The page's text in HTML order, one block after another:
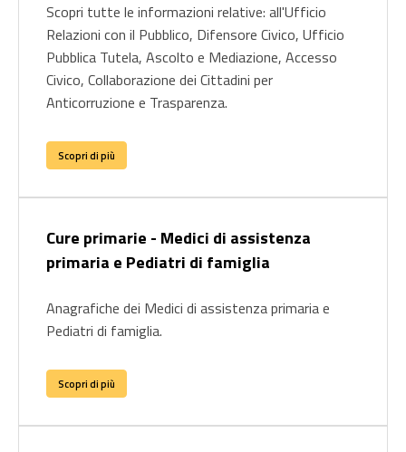
Scopri tutte le informazioni relative: all'Ufficio
Relazioni con il Pubblico, Difensore Civico, Ufficio
Pubblica Tutela, Ascolto e Mediazione, Accesso
Civico, Collaborazione dei Cittadini per
Anticorruzione e Trasparenza.
Scopri di più
Cure primarie - Medici di assistenza
primaria e Pediatri di famiglia
Anagrafiche dei Medici di assistenza primaria e
Pediatri di famiglia.
Scopri di più